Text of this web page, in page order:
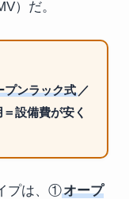
）だ。
プンラック式 ／
設備費が安く
プは、①オープ